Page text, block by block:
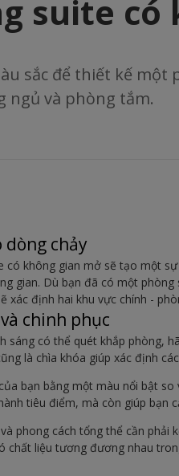
suite có
sắc để thiết kế một
ngủ và phòng tắm.
chảy
có không gian mở sẽ tạo một
gian. Dù bạn đã có một
xác định hai khu vực chính -
chinh phục
sáng có thể quét khắp phòng,
là chìa khóa giúp xác định
bạn bằng một màu nổi bật
tiêu điểm, mà còn giúp bạn
phong cách tổng thể cần
chất liệu tương đương nhau